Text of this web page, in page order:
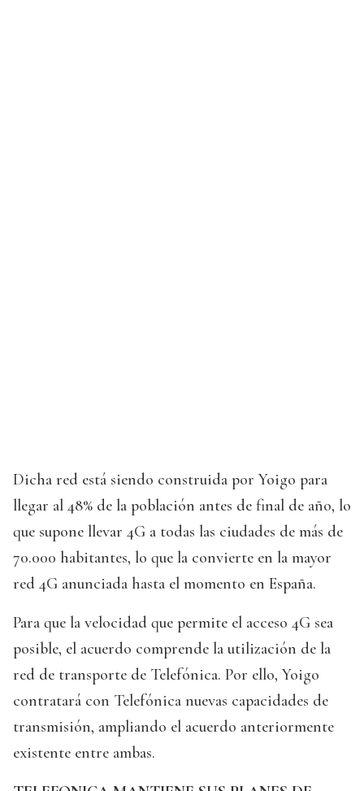
Dicha red está siendo construida por Yoigo para
llegar al 48% de la población antes de final de año, lo
que supone llevar 4G a todas las ciudades de más de
70.000 habitantes, lo que la convierte en la mayor
red 4G anunciada hasta el momento en España.
Para que la velocidad que permite el acceso 4G sea
posible, el acuerdo comprende la utilización de la
red de transporte de Telefónica. Por ello, Yoigo
contratará con Telefónica nuevas capacidades de
transmisión, ampliando el acuerdo anteriormente
existente entre ambas.